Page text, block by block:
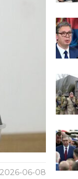
2026-06-08